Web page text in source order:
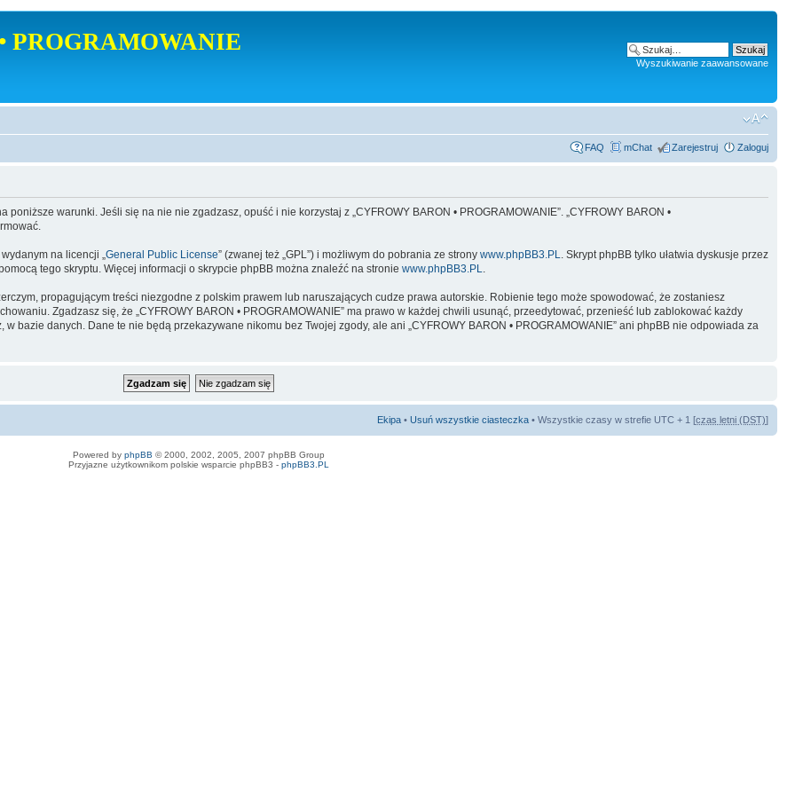
PROGRAMOWANIE
Wyszukiwanie zaawansowane
FAQ mChat Zarejestruj Zaloguj
poniższe warunki. Jeśli się na nie nie zgadzasz, opuść i nie korzystaj z „CYFROWY BARON • PROGRAMOWANIE”. „CYFROWY BARON •
wydanym na licencji „General Public License” (zwanej też „GPL”) i możliwym do pobrania ze strony www.phpBB3.PL. Skrypt phpBB tylko ułatwia dyskusje przez
tego skryptu. Więcej informacji o skrypcie phpBB można znaleźć na stronie www.phpBB3.PL.
propagującym treści niezgodne z polskim prawem lub naruszających cudze prawa autorskie. Robienie tego może spowodować, że zostaniesz
Zgadzasz się, że „CYFROWY BARON • PROGRAMOWANIE” ma prawo w każdej chwili usunąć, przeedytować, przenieść lub zablokować każdy
bazie danych. Dane te nie będą przekazywane nikomu bez Twojej zgody, ale ani „CYFROWY BARON • PROGRAMOWANIE” ani phpBB nie odpowiada za
Ekipa • Usuń wszystkie ciasteczka • Wszystkie czasy w strefie UTC + 1 [czas letni (DST)]
Powered by phpBB © 2000, 2002, 2005, 2007 phpBB Group
Przyjazne użytkownikom polskie wsparcie phpBB3 - phpBB3.PL